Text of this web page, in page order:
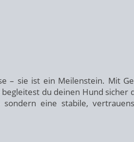
– sie ist ein Meilenstein. Mit
du deinen Hund sicher
eine stabile,